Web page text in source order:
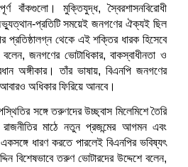
বাঁকগুলো। মুক্তিযুদ্ধ, স্বৈরশাসনবিরোধী
প্রতিটি সময়েই জনগণের ঐক্যই ছিল
প্রতিষ্ঠালগ্ন থেকে এই শক্তির ধারক হিসেবে
জনগণের ভোটাধিকার, বাকস্বাধীনতা ও
অঙ্গীকার। তাঁর ভাষায়, বিএনপি জনগণের
অধিকার ফিরিয়ে আনবে।
সঙ্গে তরুণদের উচ্ছ্বাস মিলেমিশে তৈরি
মাঠে নতুন প্রজন্মের আগমন এবং
ধারণ করতে পারলেই বিএনপির ভবিষ্যৎ
বিশেষভাবে তরুণ ভোটারদের উদ্দেশে বলেন,